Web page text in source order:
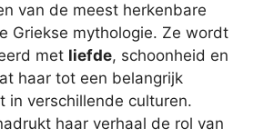
van de meest herkenbare
Griekse mythologie. Ze wordt
met liefde, schoonheid en
haar tot een belangrijk
in verschillende culturen.
haar verhaal de rol van